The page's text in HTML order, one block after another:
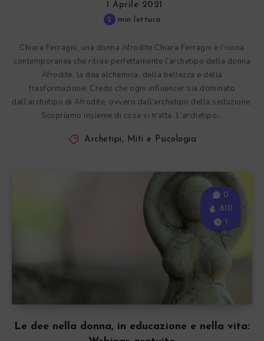
1 Aprile 2021
2 min lettura
Chiara Ferragni, una donna Afrodite Chiara Ferragni è l’icona
contemporanea che ritrae perfettamente l’archetipo della donna
Afrodite, la dea alchemica, della bellezza e della
trasformazione. Credo che ogni influencer sia dominato
dall’archetipo di Afrodite, ovvero dall’archetipo della seduzione.
Scopriamo insieme di cosa si tratta. L’archetipo…
Archetipi, Miti e Psicologia
Le dee nella donna, in educazione e nella vita:
0
810
1